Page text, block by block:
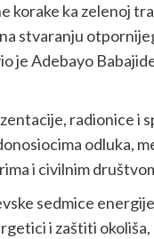
ka zelenoj
stvaranju
je Adebayo
radionice i
odluka,
i civilnim
sedmice
i zaštiti